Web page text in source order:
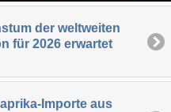
der weltweiten
für 2026 erwartet
Importe aus